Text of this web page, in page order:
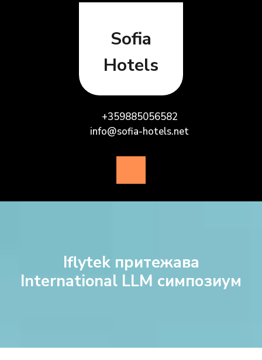
Sofia
Hotels
+359885056582
info@sofia-hotels.net
Button
Iflytek притежава
International LLM симпозиум